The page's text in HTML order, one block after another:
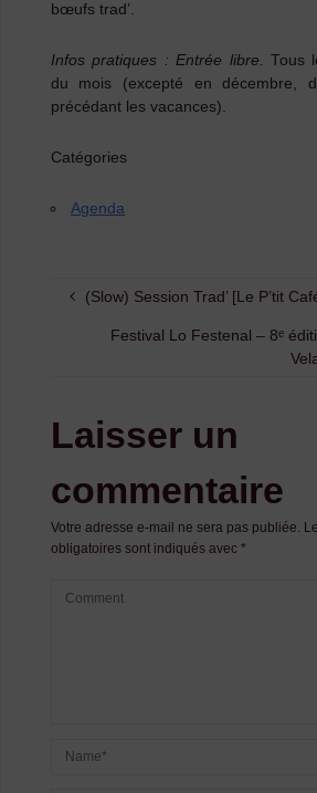
bœufs trad’.
Infos pratiques : Entrée libre. Tous
du mois (excepté en décembre,
précédant les vacances).
Catégories
Agenda
(Slow) Session Trad’ [Le P’tit
Festival Lo Festenal – 8ᵉ
Laisser un
commentaire
Votre adresse e-mail ne sera pas publiée.
obligatoires sont indiqués avec *